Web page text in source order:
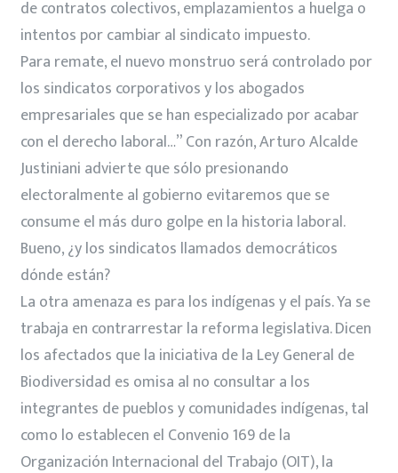
de contratos colectivos, emplazamientos a huelga o
intentos por cambiar al sindicato impuesto.
Para remate, el nuevo monstruo será controlado por
los sindicatos corporativos y los abogados
empresariales que se han especializado por acabar
con el derecho laboral…” Con razón, Arturo Alcalde
Justiniani advierte que sólo presionando
electoralmente al gobierno evitaremos que se
consume el más duro golpe en la historia laboral.
Bueno, ¿y los sindicatos llamados democráticos
dónde están?
La otra amenaza es para los indígenas y el país. Ya se
trabaja en contrarrestar la reforma legislativa. Dicen
los afectados que la iniciativa de la Ley General de
Biodiversidad es omisa al no consultar a los
integrantes de pueblos y comunidades indígenas, tal
como lo establecen el Convenio 169 de la
Organización Internacional del Trabajo (OIT), la